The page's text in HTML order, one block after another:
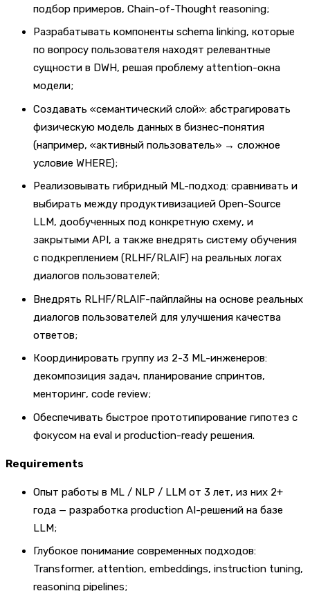
подбор примеров, Chain-of-Thought reasoning;
Разрабатывать компоненты schema linking, которые
по вопросу пользователя находят релевантные
сущности в DWH, решая проблему attention-окна
модели;
Создавать «семантический слой»: абстрагировать
физическую модель данных в бизнес-понятия
(например, «активный пользователь» → сложное
условие WHERE);
Реализовывать гибридный ML-подход: сравнивать и
выбирать между продуктивизацией Open-Source
LLM, дообученных под конкретную схему, и
закрытыми API, а также внедрять систему обучения
с подкреплением (RLHF/RLAIF) на реальных логах
диалогов пользователей;
Внедрять RLHF/RLAIF-пайплайны на основе реальных
диалогов пользователей для улучшения качества
ответов;
Координировать группу из 2-3 ML-инженеров:
декомпозиция задач, планирование спринтов,
менторинг, code review;
Обеспечивать быстрое прототипирование гипотез с
фокусом на eval и production-ready решения.
Requirements
Опыт работы в ML / NLP / LLM от 3 лет, из них 2+
года — разработка production AI-решений на базе
LLM;
Глубокое понимание современных подходов:
Transformer, attention, embeddings, instruction tuning,
reasoning pipelines;